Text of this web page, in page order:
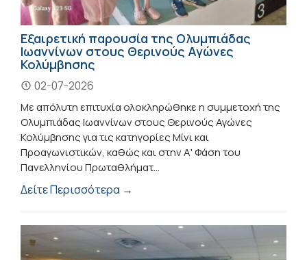
Εξαιρετική παρουσία της Ολυμπιάδας
Ιωαννίνων στους Θερινούς Αγώνες
Κολύμβησης
02-07-2026
Με απόλυτη επιτυχία ολοκληρώθηκε η συμμετοχή της
Ολυμπιάδας Ιωαννίνων στους Θερινούς Αγώνες
Κολύμβησης για τις κατηγορίες Μίνι και
Προαγωνιστικών, καθώς και στην Α' Φάση του
Πανελληνίου Πρωταθλήματ...
Δείτε Περισσότερα →